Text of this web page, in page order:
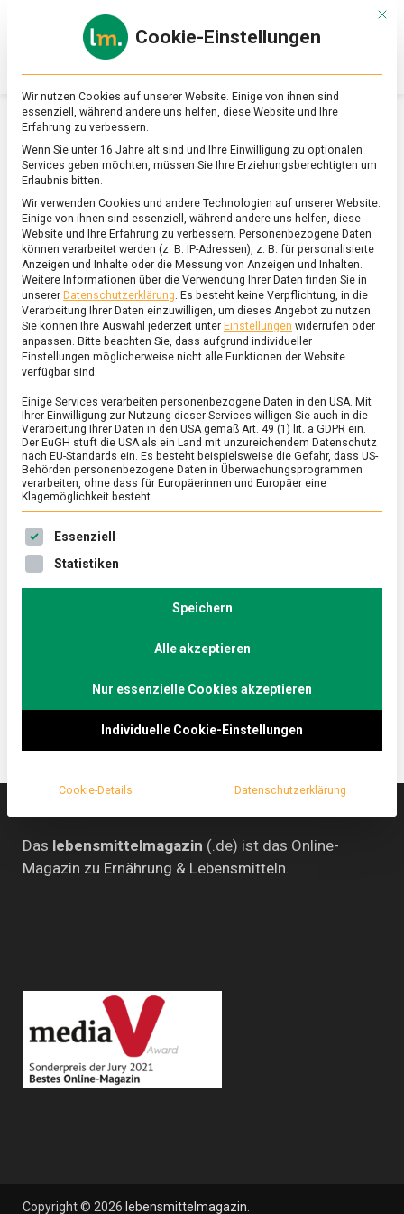
Online-
Magazin
zu
&
Ernährung
SCHLAGWORT:GASTGEWERBE
FEATURED/WIRTSCHAFT
Gastgewerbe in Corona-Zeiten: Mehr
als nur ein Tisch oder Bett frei
7. April 2020
Zeiten:
oder
Fast 100 Prozent Ausfall an Einnahmen bei
weiterlaufenden Kosten – die Maßnahmen zur
Eindämmung der Corona-Pandemie treffen nicht
weitere Hotel- und Gastgewerbe. Wie die Situation
Das lebensmittelmagazin (.de) ist das Online-
Magazin zu Ernährung & Lebensmitteln.
Copyright © 2026 lebensmittelmagazin
Mit
Cookie-Einstellungen
Wir nutzen Cookies auf unserer Website. Einige von ihnen sind
essenziell, während andere uns helfen, diese Website und Ihre
Erfahrung zu verbessern.
Wenn Sie unter 16 Jahre alt sind und Ihre Einwilligung zu optionalen
Services geben möchten, müssen Sie Ihre Erziehungsberechtigten um
Erlaubnis bitten.
Wir verwenden Cookies und andere Technologien auf unserer Website.
Einige von ihnen sind essenziell, während andere uns helfen, diese
Website und Ihre Erfahrung zu verbessern. Personenbezogene Daten
können verarbeitet werden (z. B. IP-Adressen), z. B. für personalisierte
Anzeigen und Inhalte oder die Messung von Anzeigen und Inhalten.
Weitere Informationen über die Verwendung Ihrer Daten finden Sie in
unserer Datenschutzerklärung. Es besteht keine Verpflichtung, in die
Verarbeitung Ihrer Daten einzuwilligen, um dieses Angebot zu nutzen.
Sie können Ihre Auswahl jederzeit unter Einstellungen widerrufen oder
anpassen. Bitte beachten Sie, dass aufgrund individueller
Einstellungen möglicherweise nicht alle Funktionen der Website
verfügbar sind.
Einige Services verarbeiten personenbezogene Daten in den USA. Mit
Ihrer Einwilligung zur Nutzung dieser Services willigen Sie auch in die
Verarbeitung Ihrer Daten in den USA gemäß Art. 49 (1) lit. a GDPR ein.
Der EuGH stuft die USA als ein Land mit unzureichendem Datenschutz
nach EU-Standards ein. Es besteht beispielsweise die Gefahr, dass US-
Behörden personenbezogene Daten in Überwachungsprogrammen
verarbeiten, ohne dass für Europäerinnen und Europäer eine
Klagemöglichkeit besteht.
Es folgt eine Liste der Service-Gruppen, für die eine
Essenziell
Statistiken
Speichern
Alle akzeptieren
Nur essenzielle Cookies akzeptieren
Individuelle Cookie-Einstellungen
Cookie-Details Datenschutzerklärung